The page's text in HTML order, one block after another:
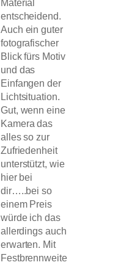
Material
entscheidend.
Auch ein guter
fotografischer
Blick fürs Motiv
und das
Einfangen der
Lichtsituation.
Gut, wenn eine
Kamera das
alles so zur
Zufriedenheit
unterstützt, wie
hier bei
dir…..bei so
einem Preis
würde ich das
allerdings auch
erwarten. Mit
Festbrennweite